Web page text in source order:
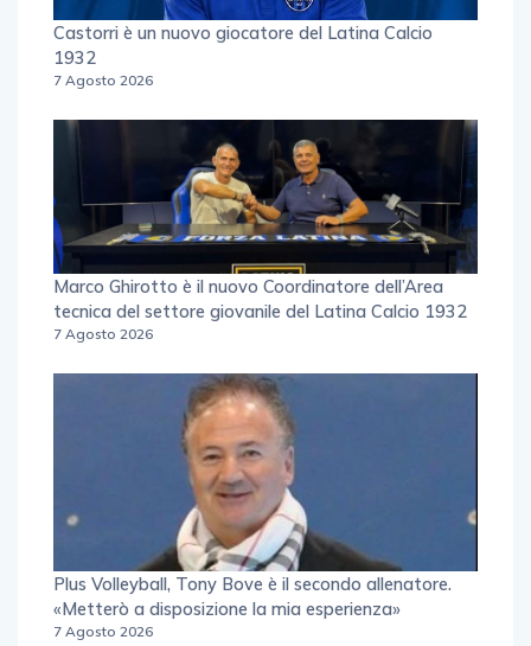
Castorri è un nuovo giocatore del Latina Calcio
1932
7 Agosto 2026
Marco Ghirotto è il nuovo Coordinatore dell’Area
tecnica del settore giovanile del Latina Calcio 1932
7 Agosto 2026
Plus Volleyball, Tony Bove è il secondo allenatore.
«Metterò a disposizione la mia esperienza»
7 Agosto 2026